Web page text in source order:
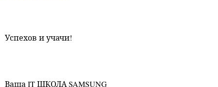
Успехов и учачи!
Ваша ITШКОЛА SAMSUNG